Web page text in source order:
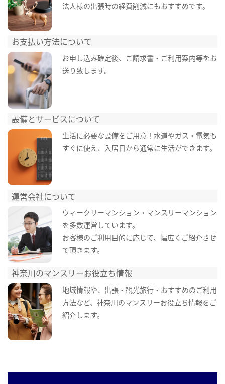
法人様の出張時の経費削減にもおすすめです。
お支払い方法について
お申し込み確定後、ご請求書・ご利用案内等をお
送り致します。
設備とサービスについて
生活に必要な設備をご用意！水道やガス・電気も
すぐに使え、入居日から通常に生活ができます。
運営会社について
ウィークリーマンション・マンスリーマンション
を多数運営しています。
お客様のご利用目的に応じて、幅広くご紹介させ
て頂きます。
神奈川のマンスリーお役立ち情報
地域情報や、出張・観光旅行・おすすめのご利用
方法など、神奈川のマンスリーお役立ち情報をご
紹介します。